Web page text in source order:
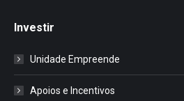
Investir
Unidade Empreende
Apoios e Incentivos